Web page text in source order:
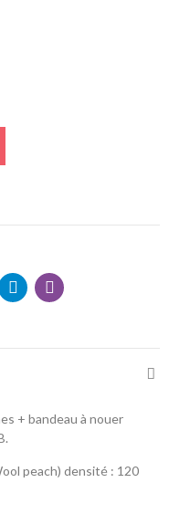
+ bandeau à nouer
peach) densité : 120